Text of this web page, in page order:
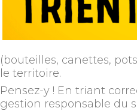
(bouteilles, canettes,
le territoire.
Pensez-y ! En triant
gestion responsable du